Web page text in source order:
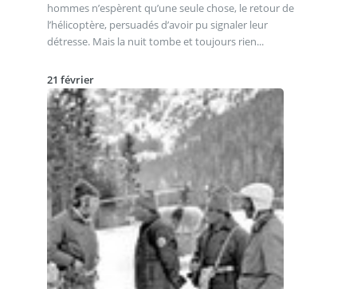
hommes n’espèrent qu’une seule chose, le retour de
l’hélicoptère, persuadés d’avoir pu signaler leur
détresse. Mais la nuit tombe et toujours rien...
21 février